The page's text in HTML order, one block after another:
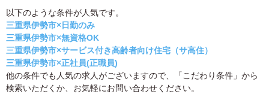
以下のような条件が人気です。
三重県伊勢市×日勤のみ
三重県伊勢市×無資格OK
三重県伊勢市×サービス付き高齢者向け住宅（サ高住）
三重県伊勢市×正社員(正職員)
他の条件でも人気の求人がございますので、「こだわり条件」から
検索いただくか、お気軽にお問い合わせください。